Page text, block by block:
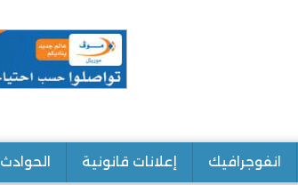
انفوجرافيك إعلانات قانونية الحوادث